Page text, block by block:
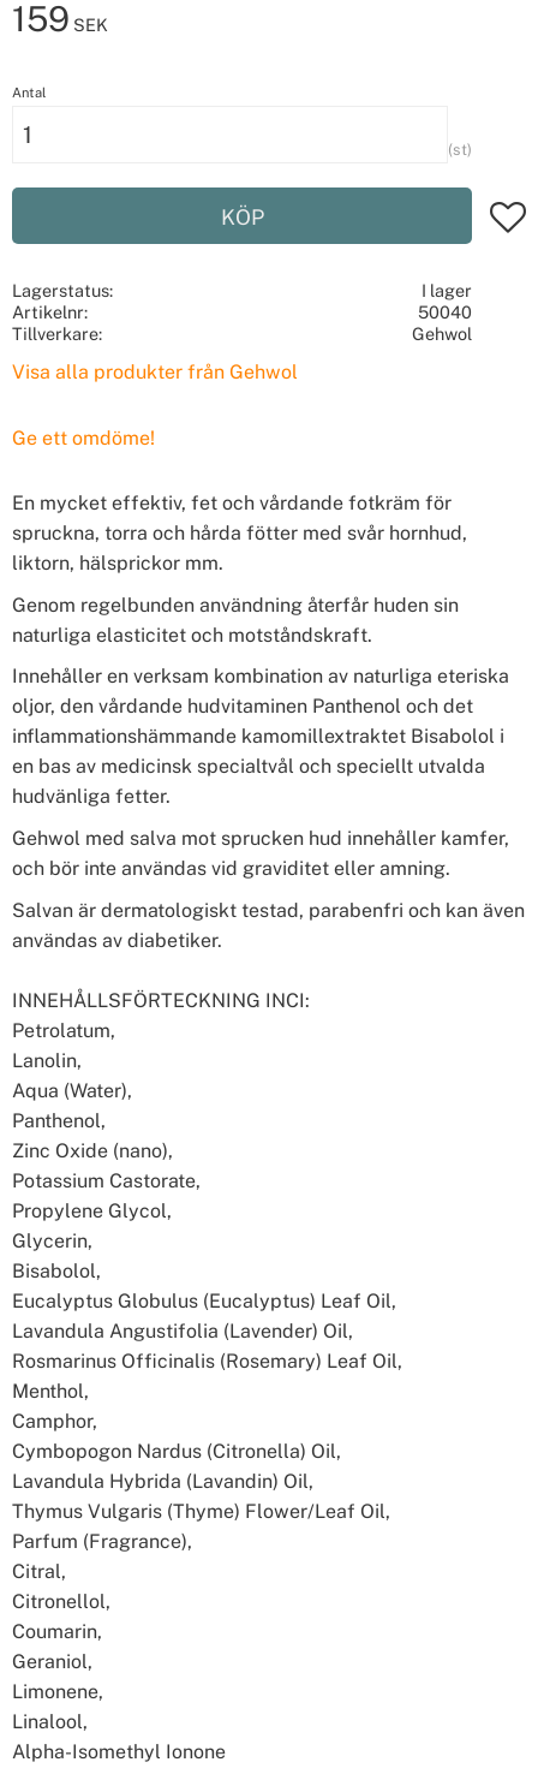
159 SEK
Antal
st
KÖP
Lagerstatus
I lager
Artikelnr
50040
Tillverkare
Gehwol
Visa alla produkter från Gehwol
Ge ett omdöme!
En mycket effektiv, fet och vårdande fotkräm för
spruckna, torra och hårda fötter med svår hornhud,
liktorn, hälsprickor mm.
Genom regelbunden användning återfår huden sin
naturliga elasticitet och motståndskraft.
Innehåller en verksam kombination av naturliga eteriska
oljor, den vårdande hudvitaminen Panthenol och det
inflammationshämmande kamomillextraktet Bisabolol i
en bas av medicinsk specialtvål och speciellt utvalda
hudvänliga fetter.
Gehwol med salva mot sprucken hud innehåller kamfer,
och bör inte användas vid graviditet eller amning.
Salvan är dermatologiskt testad, parabenfri och kan även
användas av diabetiker.
INNEHÅLLSFÖRTECKNING INCI:
Petrolatum,
Lanolin,
Aqua (Water),
Panthenol,
Zinc Oxide (nano),
Potassium Castorate,
Propylene Glycol,
Glycerin,
Bisabolol,
Eucalyptus Globulus (Eucalyptus) Leaf Oil,
Lavandula Angustifolia (Lavender) Oil,
Rosmarinus Officinalis (Rosemary) Leaf Oil,
Menthol,
Camphor,
Cymbopogon Nardus (Citronella) Oil,
Lavandula Hybrida (Lavandin) Oil,
Thymus Vulgaris (Thyme) Flower/Leaf Oil,
Parfum (Fragrance),
Citral,
Citronellol,
Coumarin,
Geraniol,
Limonene,
Linalool,
Alpha-Isomethyl Ionone